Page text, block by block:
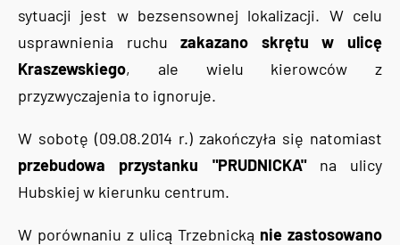
sytuacji jest w bezsensownej lokalizacji. W celu
usprawnienia ruchuzakazano skrętu w ulicę
Kraszewskiego, ale wielu kierowców z
przyzwyczajenia to ignoruje.
W sobotę (09.08.2014 r.) zakończyła się natomiast
przebudowa przystanku "PRUDNICKA"na ulicy
Hubskiej w kierunku centrum.
W porównaniu z ulicą Trzebnicką nie zastosowano